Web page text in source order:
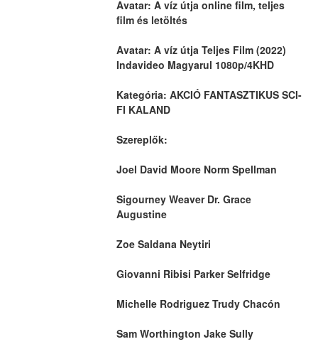
Avatar: A víz útja online film, teljes
film és letöltés
Avatar: A víz útja Teljes Film (2022)
Indavideo Magyarul 1080p/4KHD
Kategória: AKCIÓ FANTASZTIKUS SCI-
FI KALAND
Szereplők:
Joel David Moore Norm Spellman
Sigourney Weaver Dr. Grace
Augustine
Zoe Saldana Neytiri
Giovanni Ribisi Parker Selfridge
Michelle Rodriguez Trudy Chacón
Sam Worthington Jake Sully